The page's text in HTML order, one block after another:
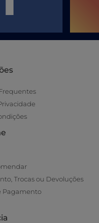
Trocas ou Devoluções
Pagamento